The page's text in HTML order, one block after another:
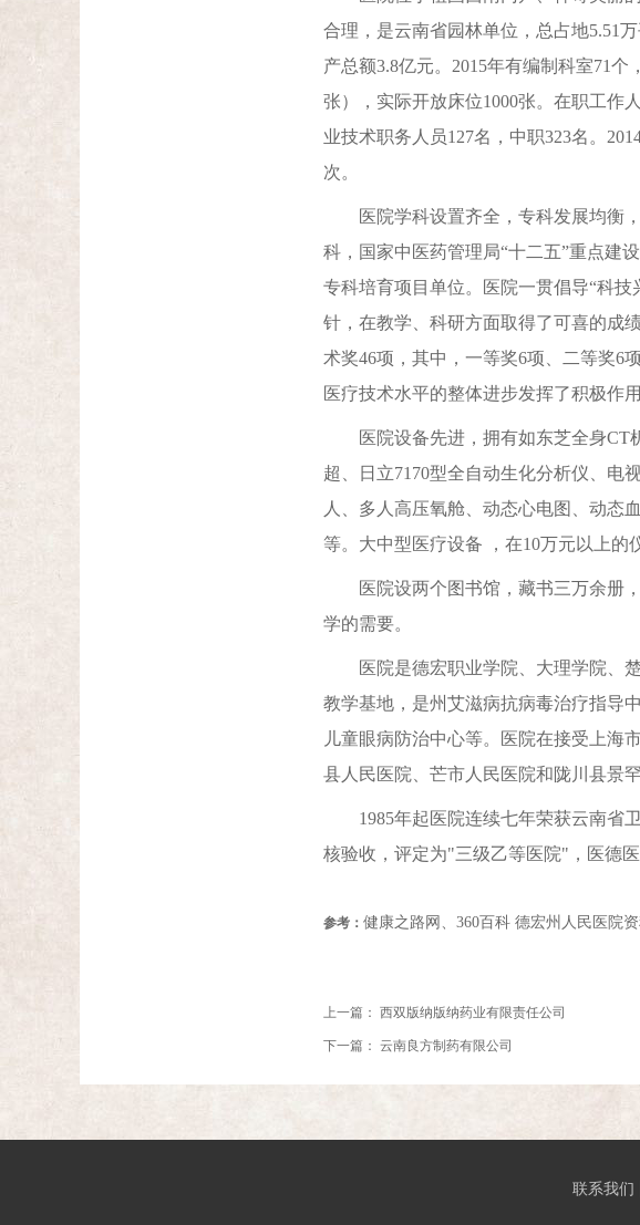
合理，是云南省园林单位，总占地5.51
产总额3.8亿元。2015年有编制科室71
张），实际开放床位1000张。在职工作
业技术职务人员127名，中职323名。
次。
医院学科设置齐全，专科发展均衡，
科，国家中医药管理局“十二五”重点建
专科培育项目单位。医院一贯倡导“科
针，在教学、科研方面取得了可喜的成
术奖46项，其中，一等奖6项、二等奖6
医疗技术水平的整体进步发挥了积极作用
医院设备先进，拥有如东芝全身CT
超、日立7170型全自动生化分析仪、电
人、多人高压氧舱、动态心电图、动态
等。大中型医疗设备 ，在10万元以上的
医院设两个图书馆，藏书三万余册，
学的需要。
医院是德宏职业学院、大理学院、楚
教学基地，是州艾滋病抗病毒治疗指导
儿童眼病防治中心等。医院在接受上海
县人民医院、芒市人民医院和陇川县景
1985年起医院连续七年荣获云南省卫
核验收，评定为"三级乙等医院"，医德
参考： 健康之路网、360百科 德宏州人民医院
上一篇： 西双版纳版纳药业有限责任公司
下一篇： 云南良方制药有限公司
联系我们